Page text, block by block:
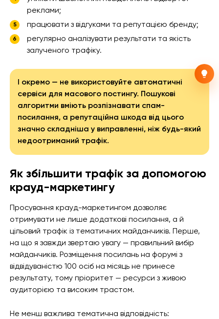
реклами;
працювати з відгуками та репутацією бренду;
регулярно аналізувати результати та якість
залученого трафіку.
І окремо — не використовуйте автоматичні
сервіси для масового постингу. Пошукові
алгоритми вміють розпізнавати спам-
посилання, а репутаційна шкода від цього
значно складніша у виправленні, ніж будь-який
недоотриманий трафік.
Як збільшити трафік за допомогою
крауд-маркетингу
Просування крауд-маркетингом дозволяє
отримувати не лише додаткові посилання, а й
цільовий трафік із тематичних майданчиків. Перше,
на що я завжди звертаю увагу — правильний вибір
майданчиків. Розміщення посилань на форумі з
відвідуваністю 100 осіб на місяць не принесе
результату, тому пріоритет — ресурси з живою
аудиторією та високим трастом.
Не менш важлива тематична відповідність: